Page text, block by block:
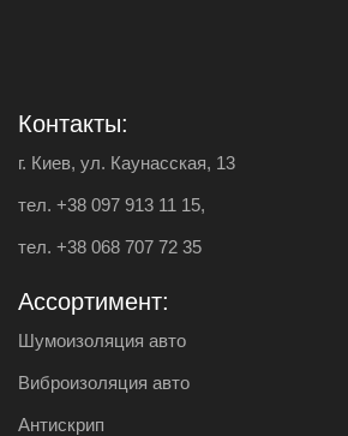
Контакты:
г. Киев, ул. Каунасская, 13
тел. +38 097 913 11 15,
тел. +38 068 707 72 35
Ассортимент:
Шумоизоляция авто
Виброизоляция авто
Антискрип